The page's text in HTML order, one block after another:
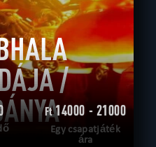
/
Ft14000 - 21000
Egy csapatjáték
ára